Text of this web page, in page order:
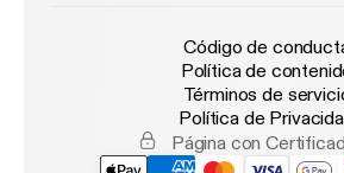
Código de
Política de
Términos de
Política de
Página con